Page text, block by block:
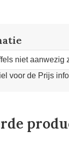
niet
voor de Prijs